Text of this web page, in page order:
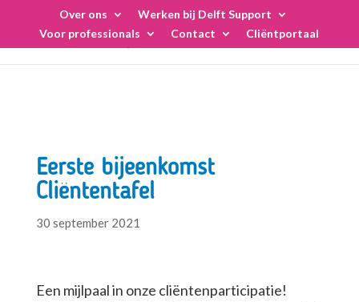
content
Over ons
Werken bij Delft Support
Voor professionals
Contact Cliëntportaal
Eerste bijeenkomst
Cliëntentafel
30 september 2021
Een mijlpaal in onze cliëntenparticipatie!